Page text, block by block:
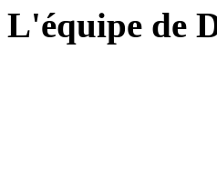
L'équipe de